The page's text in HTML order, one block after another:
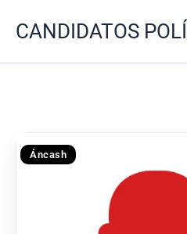
CANDIDATOS
Áncash